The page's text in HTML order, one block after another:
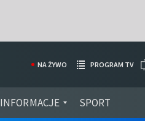
INFORMACJE SPORT
NA ŻYWO PROGRAM TV